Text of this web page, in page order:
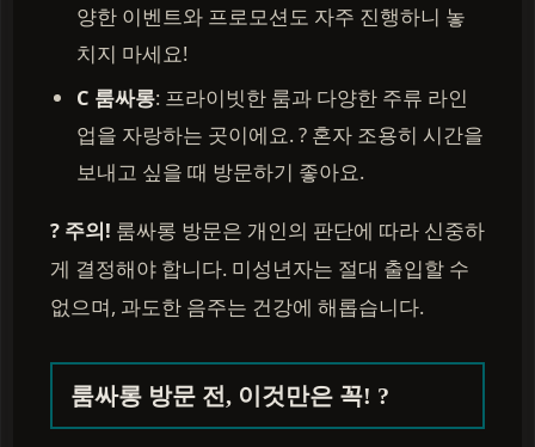
양한 이벤트와 프로모션도 자주 진행하니 놓
치지 마세요!
C 룸싸롱: 프라이빗한 룸과 다양한 주류 라인
업을 자랑하는 곳이에요. ? 혼자 조용히 시간을
보내고 싶을 때 방문하기 좋아요.
? 주의! 룸싸롱 방문은 개인의 판단에 따라 신중하
게 결정해야 합니다. 미성년자는 절대 출입할 수
없으며, 과도한 음주는 건강에 해롭습니다.
룸싸롱 방문 전, 이것만은 꼭! ?